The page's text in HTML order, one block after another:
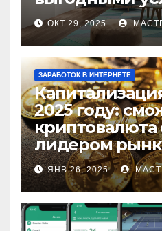
ОКТ 29, 2025
ЗАРАБОТОК В ИНТЕРНЕТЕ
2025 году:
криптовалюта
лидером
ЯНВ 26, 2025